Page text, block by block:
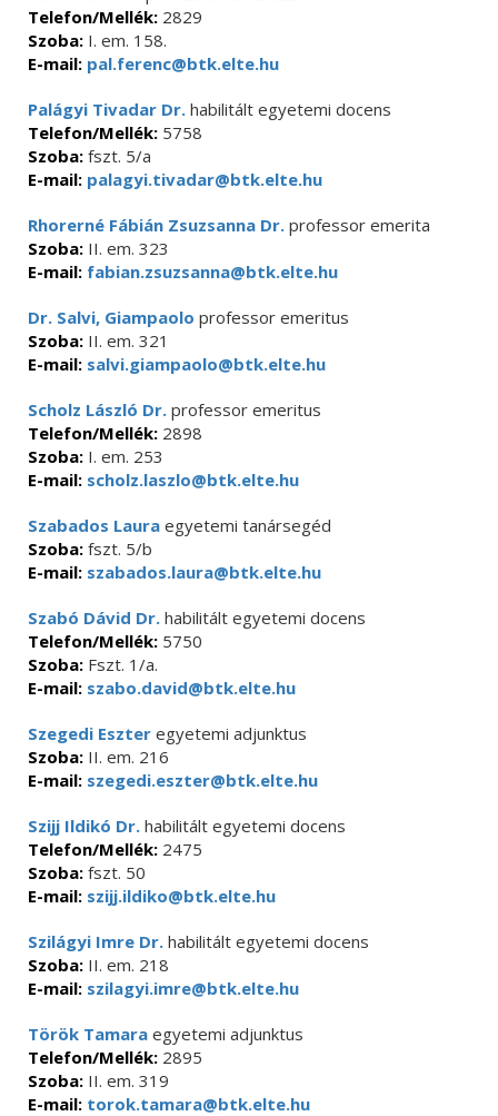
Telefon/Mellék: 2829
Szoba: I. em. 158.
E-mail: pal.ferenc@btk.elte.hu
Palágyi Tivadar Dr. habilitált egyetemi docens
Telefon/Mellék: 5758
Szoba: fszt. 5/a
E-mail: palagyi.tivadar@btk.elte.hu
Rhorerné Fábián Zsuzsanna Dr. professor emerita
Szoba: II. em. 323
E-mail: fabian.zsuzsanna@btk.elte.hu
Dr. Salvi, Giampaolo professor emeritus
Szoba: II. em. 321
E-mail: salvi.giampaolo@btk.elte.hu
Scholz László Dr. professor emeritus
Telefon/Mellék: 2898
Szoba: I. em. 253
E-mail: scholz.laszlo@btk.elte.hu
Szabados Laura egyetemi tanársegéd
Szoba: fszt. 5/b
E-mail: szabados.laura@btk.elte.hu
Szabó Dávid Dr. habilitált egyetemi docens
Telefon/Mellék: 5750
Szoba: Fszt. 1/a.
E-mail: szabo.david@btk.elte.hu
Szegedi Eszter egyetemi adjunktus
Szoba: II. em. 216
E-mail: szegedi.eszter@btk.elte.hu
Szijj Ildikó Dr. habilitált egyetemi docens
Telefon/Mellék: 2475
Szoba: fszt. 50
E-mail: szijj.ildiko@btk.elte.hu
Szilágyi Imre Dr. habilitált egyetemi docens
Szoba: II. em. 218
E-mail: szilagyi.imre@btk.elte.hu
Török Tamara egyetemi adjunktus
Telefon/Mellék: 2895
Szoba: II. em. 319
E-mail: torok.tamara@btk.elte.hu